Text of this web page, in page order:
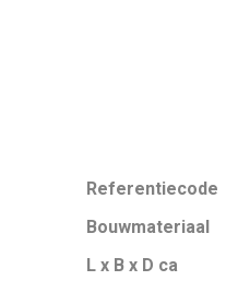
Referentiecode
Bouwmateriaal
L x B x D ca